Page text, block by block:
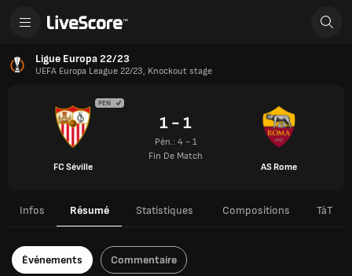
Ligue Europa 22/23
UEFA Europa League 22/23, Knockout stage
PEN
FC Séville
1 - 1
Pén.: 4 - 1
Fin De Match
AS Rome
Infos Résumé Statistiques Compositions TàT
Événements Commentaire